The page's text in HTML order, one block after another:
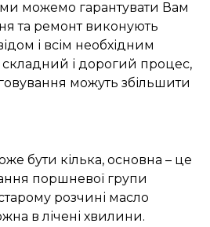
можемо гарантувати Вам
та ремонт виконують
і всім необхідним
складний і дорогий процес,
можуть збільшити
бути кілька, основна – це
поршневої групи
розчині масло
в лічені хвилини.